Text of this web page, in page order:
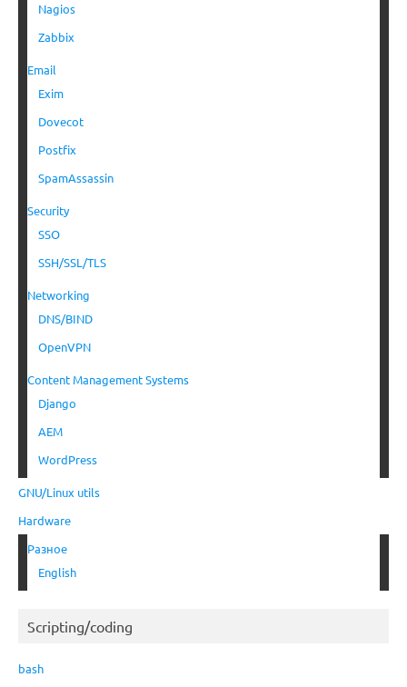
Nagios
Zabbix
Email
Exim
Dovecot
Postfix
SpamAssassin
Security
SSO
SSH/SSL/TLS
Networking
DNS/BIND
OpenVPN
Content Management Systems
Django
AEM
WordPress
GNU/Linux utils
Hardware
Разное
English
Scripting/coding
bash